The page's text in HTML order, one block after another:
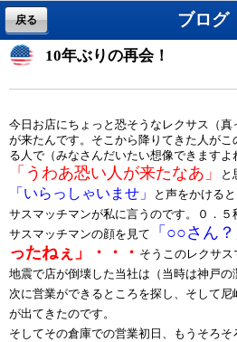
ブログ
戻る
10年ぶりの再会！
今日お店にちょっと恐そうなレクサス（真
が来たんです。そこから降りてきた人が
る人で（みなさんだいたい想像できます
「うわあ恐い人が来たなあ」 と
「いらっしゃいませ」 と声をかけると
サスマッチマンが私に言うのです。０．
サスマッチマンの顔を見て
「○○さん？
ったねぇ」・・・ そうこのレクサ
地震で店が倒壊した当社は（当時は神戸
次に営業ができるところを探し、そして
が出てきたのです。
そしてその倉庫での営業初日、もうそろ